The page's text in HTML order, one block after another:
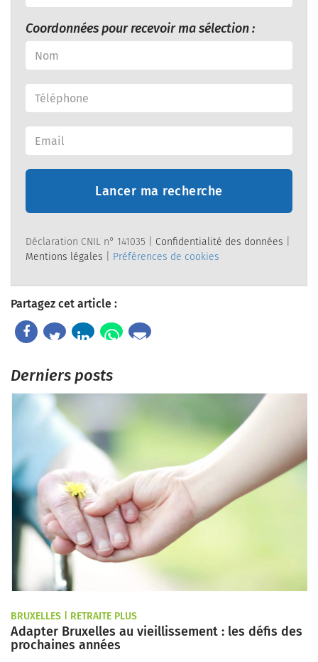
Coordonnées pour recevoir ma sélection :
Lancer ma recherche
Déclaration CNIL n° 141035 | Confidentialité des données
Mentions légales
Préférences de cookies
Partagez cet article :
Derniers posts
BRUXELLES | RETRAITE PLUS
Adapter Bruxelles au vieillissement : les défis des
prochaines années